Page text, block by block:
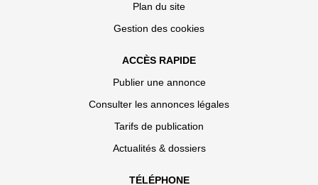
Plan du site
Gestion des cookies
ACCÈS RAPIDE
Publier une annonce
Consulter les annonces légales
Tarifs de publication
Actualités & dossiers
TÉLÉPHONE